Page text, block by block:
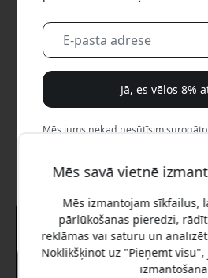
Mēs savā vietnē
Mēs izmantojam sīkfailus,
pārlūkošanas pieredzi,
reklāmas vai saturu un
Noklikšķinot uz "Pieņemt
Jā, es vēlos 8%
Mēs jums nekad nesūtīsim
Nē, es labāk maksātu